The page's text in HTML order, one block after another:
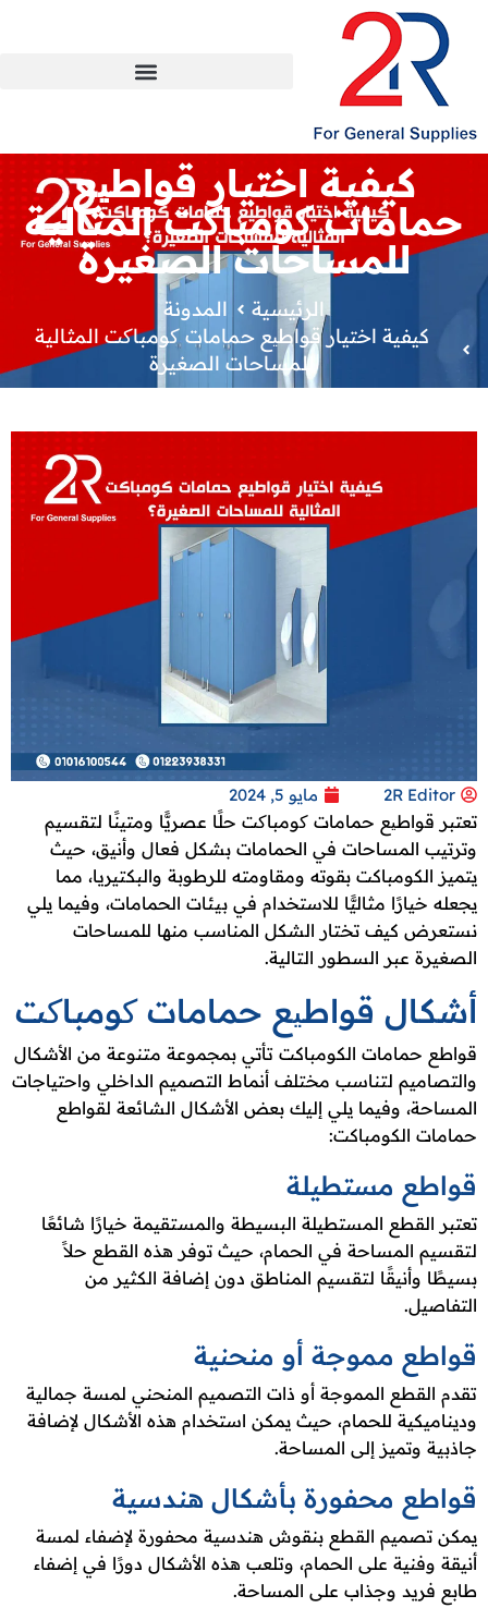
كيفية اختيار قواطیع
حمامات کومباکت المثالية
للمساحات الصغيرة
الرئيسية
المدونة
كيفية اختيار قواطیع حمامات کومباکت المثالية
للمساحات الصغيرة
2R Editor مايو 5, 2024
تعتبر قواطیع حمامات کومباکت حلًا عصريًّا ومتينًا لتقسيم
وترتيب المساحات في الحمامات بشكل فعال وأنيق، حيث
يتميز الكومباكت بقوته ومقاومته للرطوبة والبكتيريا، مما
يجعله خيارًا مثاليًّا للاستخدام في بيئات الحمامات، وفيما يلي
نستعرض كيف تختار الشكل المناسب منها للمساحات
الصغيرة عبر السطور التالية.
أشكال قواطیع حمامات کومباکت
قواطع حمامات الكومباكت تأتي بمجموعة متنوعة من الأشكال
والتصاميم لتناسب مختلف أنماط التصميم الداخلي واحتياجات
المساحة، وفيما يلي إليك بعض الأشكال الشائعة لقواطع
حمامات الكومباكت:
قواطع مستطيلة
تعتبر القطع المستطيلة البسيطة والمستقيمة خيارًا شائعًا
لتقسيم المساحة في الحمام، حيث توفر هذه القطع حلاً
بسيطًا وأنيقًا لتقسيم المناطق دون إضافة الكثير من
التفاصيل.
قواطع مموجة أو منحنية
تقدم القطع المموجة أو ذات التصميم المنحني لمسة جمالية
وديناميكية للحمام، حيث يمكن استخدام هذه الأشكال لإضافة
جاذبية وتميز إلى المساحة.
قواطع محفورة بأشكال هندسية
يمكن تصميم القطع بنقوش هندسية محفورة لإضفاء لمسة
أنيقة وفنية على الحمام، وتلعب هذه الأشكال دورًا في إضفاء
طابع فريد وجذاب على المساحة.